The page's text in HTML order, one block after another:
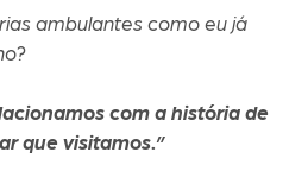
ambulantes como eu já
com a história de
que visitamos.”